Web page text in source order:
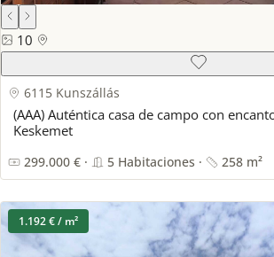
10
6115 Kunszállás
(AAA) Auténtica casa de campo con
Keskemet
299.000 € · 5 Habitaciones · 258 m²
1.192 € / m²